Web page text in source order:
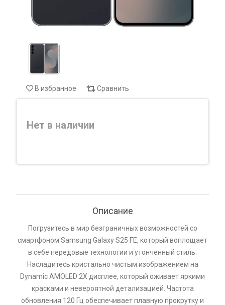
В избранное Сравнить
Нет в наличии
Описание
Погрузитесь в мир безграничных возможностей со
смартфоном Samsung Galaxy S25 FE, который воплощает
в себе передовые технологии и утонченный стиль.
Насладитесь кристально чистым изображением на
Dynamic AMOLED 2X дисплее, который оживает яркими
красками и невероятной детализацией. Частота
обновления 120 Гц обеспечивает плавную прокрутку и